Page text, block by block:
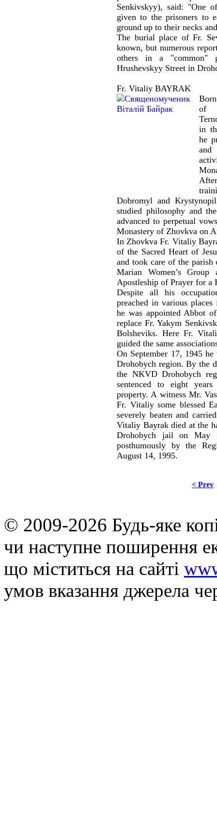
Senkivskyy), said: "One
given to the prisoners to
ground up to their necks
The burial place of Fr.
known, but numerous
others in a "common"
Hrushevskyy Street in
Fr. Vitaliy BAYRAK
of
in
he
Dobromyl and
studied philosophy and
advanced to perpetual
Monastery of Zhovkva on
In Zhovkva Fr. Vitaliy
of the Sacred Heart of
and took care of the
Marian Women’s
Apostleship of Prayer for a
Despite all his
preached in various
he was appointed Abbot
replace Fr. Yakym
Bolsheviks. Here Fr.
guided the same
On September 17, 1945
Drohobych region. By the
the NKVD Drohobych
sentenced to eight
property. A witness Mr.
Fr. Vitaliy some blessed
severely beaten and
Vitaliy Bayrak died at the
Drohobych jail on May
posthumously by the
August 14, 1995.
< Prev
© 2009-2026 Будь-яке
чи наступне поширення
що мiститься на сайті
умов вказання джерела